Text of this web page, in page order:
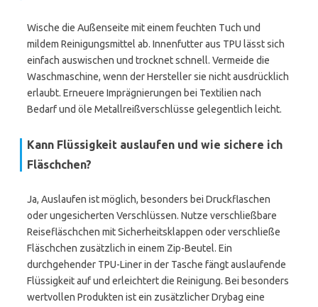
Wische die Außenseite mit einem feuchten Tuch und
mildem Reinigungsmittel ab. Innenfutter aus TPU lässt sich
einfach auswischen und trocknet schnell. Vermeide die
Waschmaschine, wenn der Hersteller sie nicht ausdrücklich
erlaubt. Erneuere Imprägnierungen bei Textilien nach
Bedarf und öle Metallreißverschlüsse gelegentlich leicht.
Kann Flüssigkeit auslaufen und wie sichere ich
Fläschchen?
Ja, Auslaufen ist möglich, besonders bei Druckflaschen
oder ungesicherten Verschlüssen. Nutze verschließbare
Reisefläschchen mit Sicherheitsklappen oder verschließe
Fläschchen zusätzlich in einem Zip-Beutel. Ein
durchgehender TPU-Liner in der Tasche fängt auslaufende
Flüssigkeit auf und erleichtert die Reinigung. Bei besonders
wertvollen Produkten ist ein zusätzlicher Drybag eine